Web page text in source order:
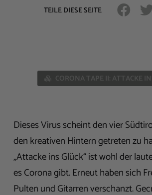
TEILE DIESE SEITE
CORONA TAPE II: ATTACKE
Dieses Virus scheint den vier
den kreativen Hintern getreten zu
„Attacke ins Glück“ ist wohl der
es Corona gibt. Erneut haben sich
Pulten und Gitarren verschanzt.